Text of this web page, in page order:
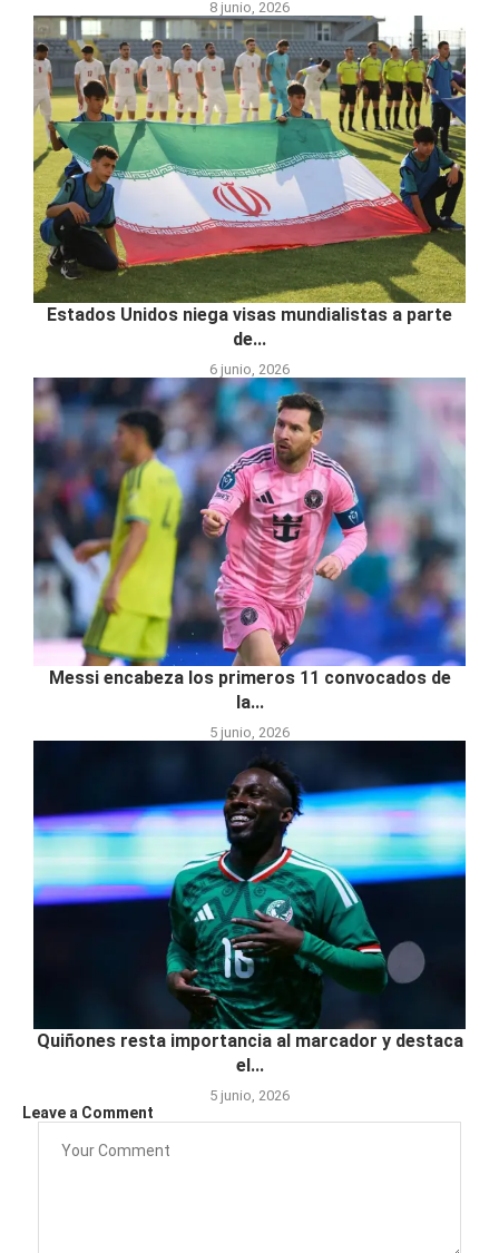
8 junio, 2026
Estados Unidos niega visas mundialistas a parte
de...
6 junio, 2026
Messi encabeza los primeros 11 convocados de
la...
5 junio, 2026
Quiñones resta importancia al marcador y destaca
el...
5 junio, 2026
Leave a Comment